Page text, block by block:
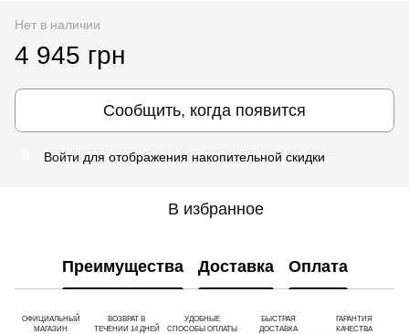
Нет в наличии
4 945 грн
Сообщить, когда появится
Войти для отображения накопительной скидки
В избранное
Преимущества Доставка Оплата
ОФИЦИАЛЬНЫЙ
МАГАЗИН
ВОЗВРАТ В
ТЕЧЕНИИ 14 ДНЕЙ
УДОБНЫЕ
СПОСОБЫ ОПЛАТЫ
БЫСТРАЯ
ДОСТАВКА
ГАРАНТИЯ
КАЧЕСТВА